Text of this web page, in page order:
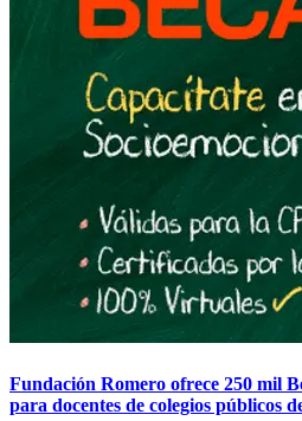
Fundación Romero ofrece 250 mil
para docentes de colegios públicos